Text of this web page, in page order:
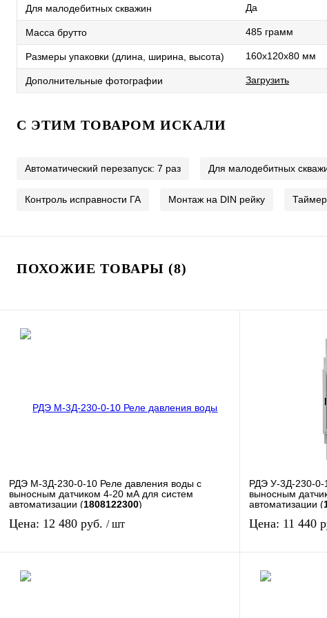
Для малодебитных скважин Да
Масса брутто 485 грамм
Размеры упаковки (длина, ширина, высота) 160х120х80 мм
Дополнительные фотографии Загрузить
C ЭТИМ ТОВАРОМ ИСКАЛИ
Автоматический перезапуск: 7 раз Для малодебитных
Контроль исправности ГА Монтаж на DIN рейку
ПОХОЖИЕ ТОВАРЫ (8)
РДЭ М-3Д-230-0-10 Реле давления воды с
выносным датчиком 4-20 мА для систем
автоматизации (1808122300)
Цена: 12 480 руб. / шт
РДЭ У-3Д-230-0-
выносным
автоматизации (
Цена: 11 440